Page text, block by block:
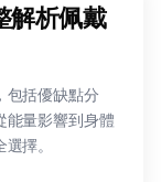
解析佩戴
包括優缺點分
能量影響到身體
擇。